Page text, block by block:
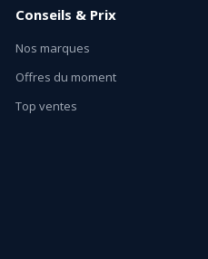
Conseils & Prix
Nos marques
Offres du moment
Top ventes